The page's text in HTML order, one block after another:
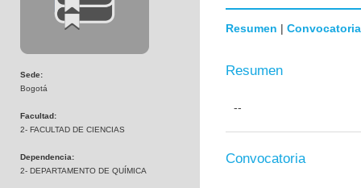
Sede:
Bogotá
Facultad:
2- FACULTAD DE CIENCIAS
Dependencia:
2- DEPARTAMENTO DE QUÍMICA
Resumen | Convocatoria
Resumen
--
Convocatoria